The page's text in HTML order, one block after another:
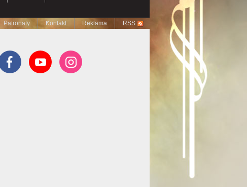
Patronaty Kontakt Reklama RSS